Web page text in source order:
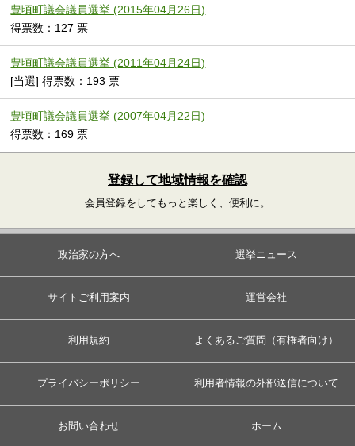
豊頃町議会議員選挙 (2015年04月26日)
得票数：127 票
豊頃町議会議員選挙 (2011年04月24日)
[当選] 得票数：193 票
豊頃町議会議員選挙 (2007年04月22日)
得票数：169 票
登録して地域情報を確認
会員登録をしてもっと楽しく、便利に。
政治家の方へ 選挙ニュース
サイトご利用案内 運営会社
利用規約 よくあるご質問（有権者向け）
プライバシーポリシー 利用者情報の外部送信について
お問い合わせ ホーム